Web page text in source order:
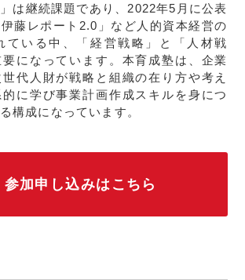
は継続課題であり、2022年5月に公表
藤レポート2.0」など人的資本経営の
ている中、「経営戦略」と「人材戦
になっています。本育成塾は、企業
代人財が戦略と組織の在り方や考え
に学び事業計画作成スキルを身につ
構成になっています。
参加申し込みはこちら